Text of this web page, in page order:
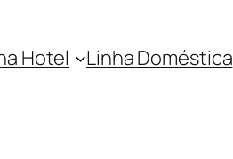
Hotel Linha Doméstica